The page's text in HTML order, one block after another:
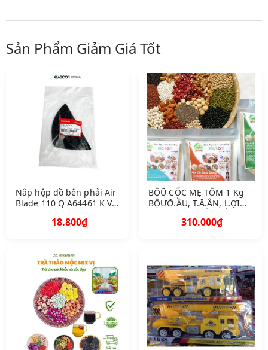
Sản Phẩm Giảm Giá Tốt
Nắp hộp đồ bên phải Air
Blade 110 Q A64461 K VG
18.800₫
BỘŨ CỐC MẸ TÔM 1 Kg
BỘƯỠ.ẦU, T.Ă.ÂN, L.ỢI
I.ẢM C.ÂN,N GŨ CỐÔN G
310.000₫